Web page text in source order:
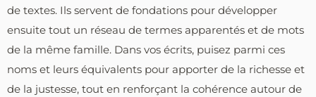
de textes. Ils servent de fondations pour développer
ensuite tout un réseau de termes apparentés et de mots
de la même famille. Dans vos écrits, puisez parmi ces
noms et leurs équivalents pour apporter de la richesse et
de la justesse, tout en renforçant la cohérence autour de